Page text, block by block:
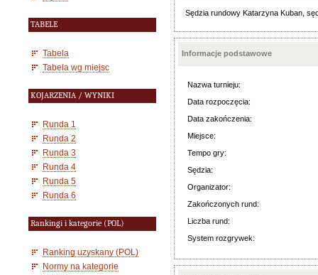
TABELE
Tabela
Tabela wg miejsc
KOJARZENIA / WYNIKI
Runda 1
Runda 2
Runda 3
Runda 4
Runda 5
Runda 6
Rankingi i kategorie (POL)
Ranking uzyskany (POL)
Normy na kategorie
Sędzia rundowy Katarzyna Kuban,
Informacje podstawowe
Nazwa turnieju:
Data rozpoczęcia:
Data zakończenia:
Miejsce:
Tempo gry:
Sędzia:
Organizator:
Zakończonych rund:
Liczba rund:
System rozgrywek: